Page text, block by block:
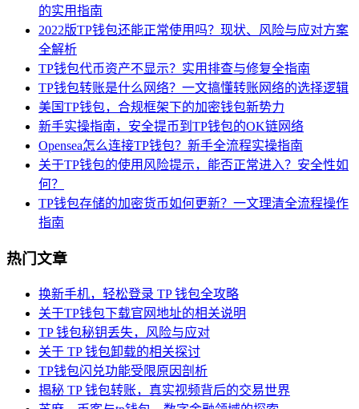
的实用指南
2022版TP钱包还能正常使用吗？现状、风险与应对方案
全解析
TP钱包代币资产不显示？实用排查与修复全指南
TP钱包转账是什么网络？一文搞懂转账网络的选择逻辑
美国TP钱包，合规框架下的加密钱包新势力
新手实操指南，安全提币到TP钱包的OK链网络
Opensea怎么连接TP钱包？新手全流程实操指南
关于TP钱包的使用风险提示，能否正常进入？安全性如
何？
TP钱包存储的加密货币如何更新？一文理清全流程操作
指南
热门文章
换新手机，轻松登录 TP 钱包全攻略
关于TP钱包下载官网地址的相关说明
TP 钱包秘钥丢失，风险与应对
关于 TP 钱包卸载的相关探讨
TP钱包闪兑功能受限原因剖析
揭秘 TP 钱包转账，真实视频背后的交易世界